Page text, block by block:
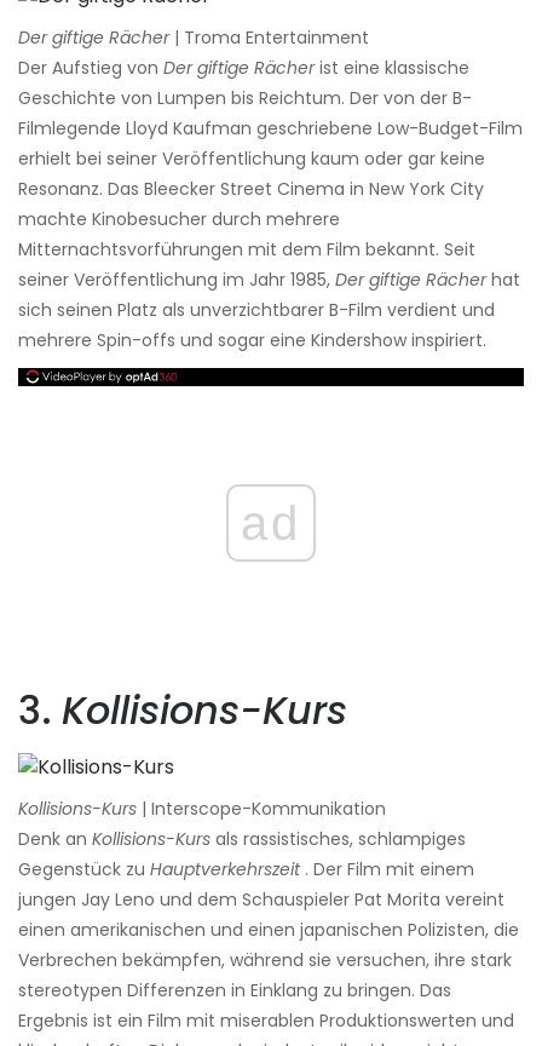
Der giftige Rächer| Troma Entertainment
Der Aufstieg von Der giftige Rächerist eine klassische
Geschichte von Lumpen bis Reichtum. Der von der B-
Filmlegende Lloyd Kaufman geschriebene Low-Budget-Film
erhielt bei seiner Veröffentlichung kaum oder gar keine
Resonanz. Das Bleecker Street Cinema in New York City
machte Kinobesucher durch mehrere
Mitternachtsvorführungen mit dem Film bekannt. Seit
seiner Veröffentlichung im Jahr 1985, Der giftige Rächerhat
sich seinen Platz als unverzichtbarer B-Film verdient und
mehrere Spin-offs und sogar eine Kindershow inspiriert.
ad
3. Kollisions-Kurs
Kollisions-Kurs | Interscope-Kommunikation
Denk an Kollisions-Kurs als rassistisches, schlampiges
Gegenstück zu Hauptverkehrszeit. Der Film mit einem
jungen Jay Leno und dem Schauspieler Pat Morita vereint
einen amerikanischen und einen japanischen Polizisten, die
Verbrechen bekämpfen, während sie versuchen, ihre stark
stereotypen Differenzen in Einklang zu bringen. Das
Ergebnis ist ein Film mit miserablen Produktionswerten und